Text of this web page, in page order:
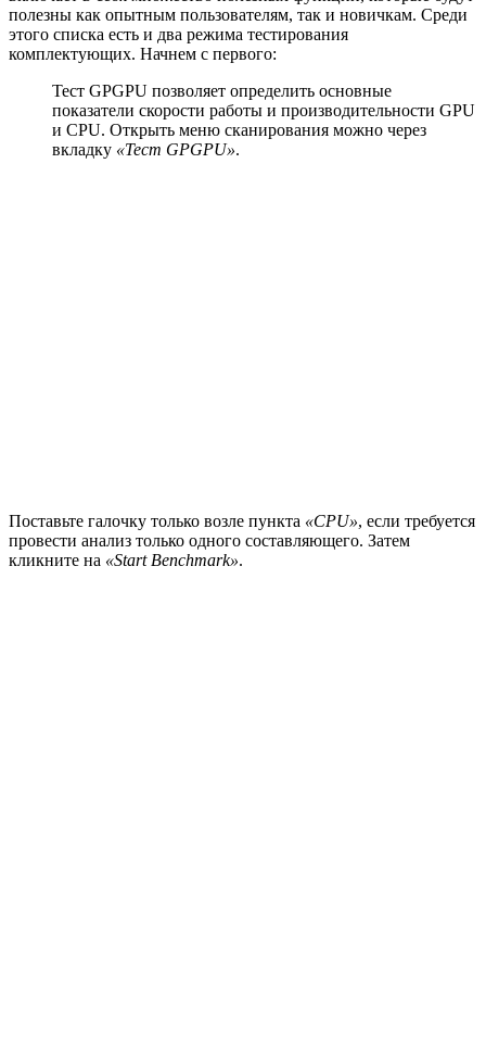
полезны как опытным пользователям, так и новичкам. Среди
этого списка есть и два режима тестирования
комплектующих. Начнем с первого:
Тест GPGPU позволяет определить основные
показатели скорости работы и производительности GPU
и CPU. Открыть меню сканирования можно через
вкладку «Тест GPGPU».
Поставьте галочку только возле пункта «CPU», если требуется
провести анализ только одного составляющего. Затем
кликните на «Start Benchmark».